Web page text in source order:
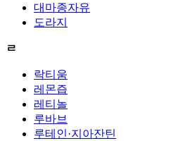
대마종자유
도라지
ㄹ
락티움
레몬즙
레티놀
루바브
루테인·지아잔틴